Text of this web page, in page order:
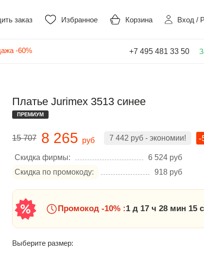
заказ Избранное Корзина Вход /
-60% +7 495 481 33 50
Платье Jurimex 3513 синее
ПРЕМИУМ
15 707 8 265 руб 7 442 руб - экономии! -
Скидка фирмы: 6 524 руб
Скидка по промокоду:
918 руб
Промокод -10% :1 д 17 ч 28 мин 14 с
Выберите размер: